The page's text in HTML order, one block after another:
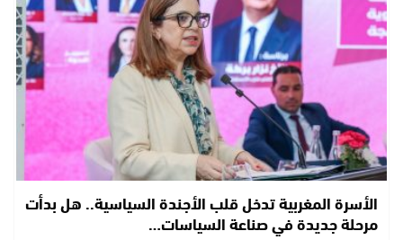
الأسرة المغربية تدخل قلب الأجندة السياسية.. هل بدأت
مرحلة جديدة في صناعة السياسات…